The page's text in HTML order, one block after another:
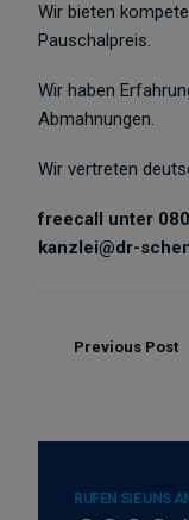
Wir bieten
Pauschalpreis.
Wir haben
Abmahnungen.
Wir vertreten
freecall unter
kanzlei@dr-
Previous Post
RUFEN SIE UNS AN